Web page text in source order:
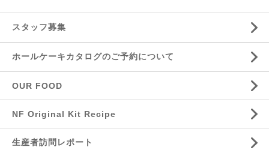
スタッフ募集
ホールケーキカタログのご予約について
OUR FOOD
NF Original Kit Recipe
生産者訪問レポート